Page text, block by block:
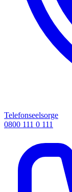
Telefonseelsorge
0800 111 0 111